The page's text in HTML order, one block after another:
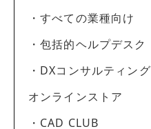
・すべての業種向け
・包括的ヘルプデスク
・DXコンサルティング
オンラインストア
・CAD CLUB